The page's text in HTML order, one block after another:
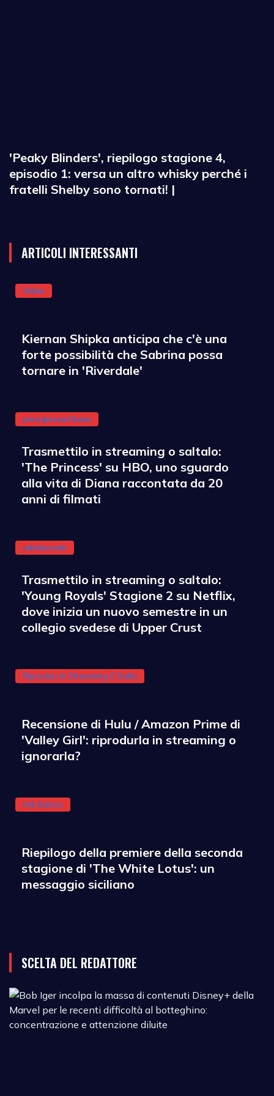
'Peaky Blinders', riepilogo stagione 4,
episodio 1: versa un altro whisky perché i
fratelli Shelby sono tornati! |
ARTICOLI INTERESSANTI
Video
Kiernan Shipka anticipa che c'è una
forte possibilità che Sabrina possa
tornare in 'Riverdale'
principessa Diana
Trasmettilo in streaming o saltalo:
'The Princess' su HBO, uno sguardo
alla vita di Diana raccontata da 20
anni di filmati
adolescenti
Trasmettilo in streaming o saltalo:
'Young Royals' Stagione 2 su Netflix,
dove inizia un nuovo semestre in un
collegio svedese di Upper Crust
Riproduci In Streaming O Salta
Recensione di Hulu / Amazon Prime di
'Valley Girl': riprodurla in streaming o
ignorarla?
mik bianco
Riepilogo della premiere della seconda
stagione di 'The White Lotus': un
messaggio siciliano
SCELTA DEL REDATTORE